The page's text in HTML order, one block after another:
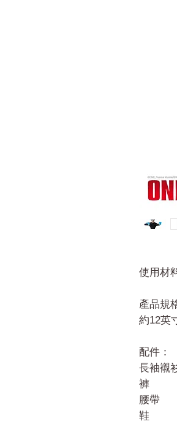
使用材
產品規
約12英
配件：
長袖襯
褲
腰帶
鞋